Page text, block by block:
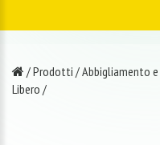
/Prodotti /Abbigliamento e
Libero /